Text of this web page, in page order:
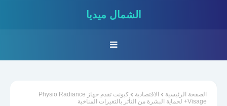
الشمال ميديا
الصفحة الرئيسية الاقتصادية
كيونت تقدم جهاز Physio Radiance
Visage+ لحماية البشرة من التأثر بالتغيرات المناخية